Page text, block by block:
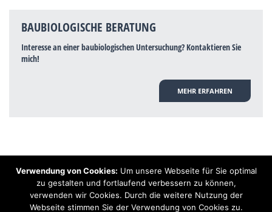
BAUBIOLOGISCHE BERATUNG
Interesse an einer baubiologischen Untersuchung? Kontaktieren Sie
mich!
MEHR ERFAHREN
Hinweis: Trotz zahlreicher Studien, die einen Zusammenhang zwischen
Elektrosmog und gesundheitlichen Problemen aufzeigen, ist es von der
praktischen Schulmedizin bisher wissenschaftlich nicht anerkannt, dass
Elektrosmog und Erdstrahlen gesundheitliche Auswirkungen haben können.
Verwendung von Cookies: Um unsere Webseite für Sie optimal
zu gestalten und fortlaufend verbessern zu können,
verwenden wir Cookies. Durch die weitere Nutzung der
Webseite stimmen Sie der Verwendung von Cookies zu.